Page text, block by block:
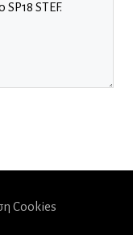
Cookies